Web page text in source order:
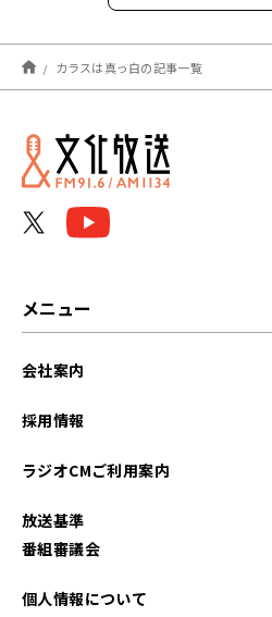
2022年10月
カラスは真っ白の記事一覧
メニュー
会社案内
採用情報
ラジオCMご利用案内
放送基準
番組審議会
個人情報について